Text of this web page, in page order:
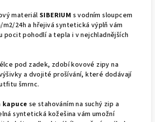
materiál SIBERIUM s vodním sloupcem
m2/24h a hřejivá syntetická výplň vám
pocit pohodlí a tepla i v nejchladnějších
pod zadek, zdobí kovové zipy na
a dvojité prošívání, které dodávají
šmrnc.
kapuce se stahováním na suchý zip a
syntetická kožešina vám umožní